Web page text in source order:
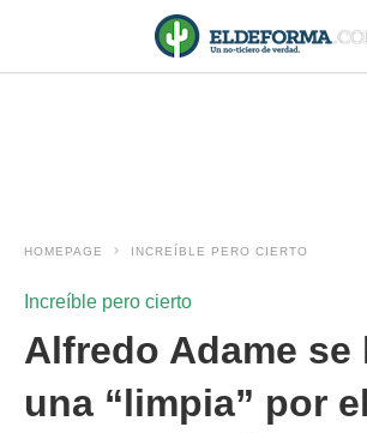
HOMEPAGE INCREÍBLE PERO CIERTO
Increíble pero cierto
Alfredo Adame se
una “limpia” por el